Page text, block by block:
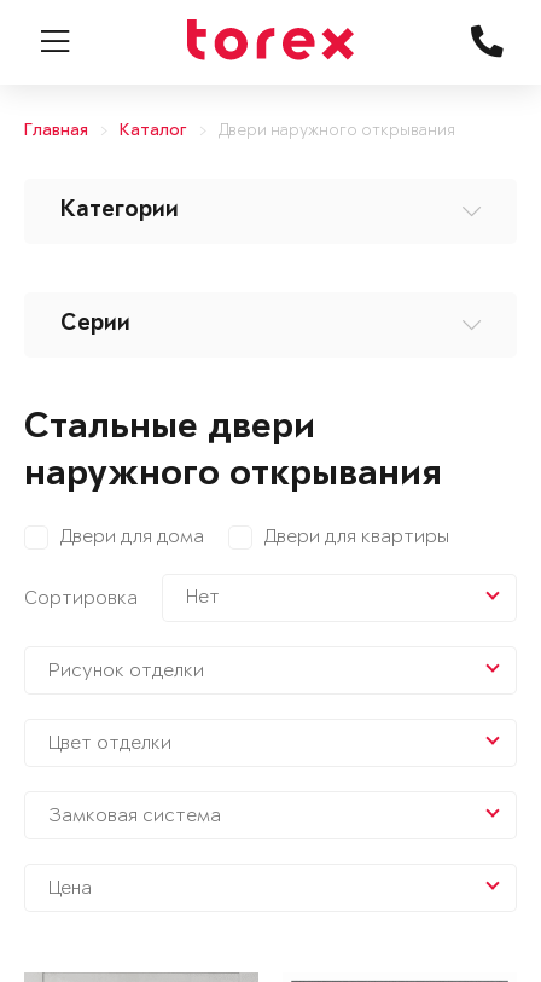
Главная Каталог Двери наружного открывания
Категории
Серии
Стальные двери
наружного открывания
Двери для дома Двери для квартиры
Сортировка Нет
Рисунок отделки
Цвет отделки
Замковая система
Цена